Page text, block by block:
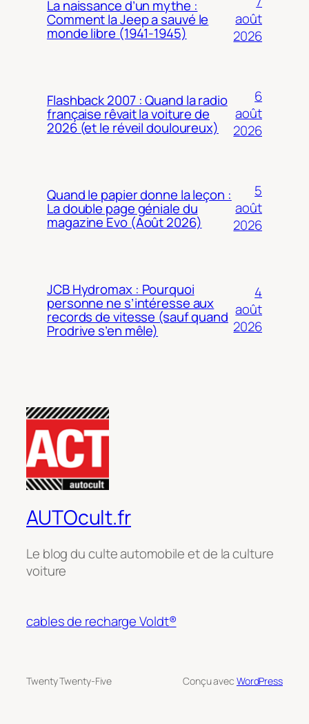
La naissance d’un mythe :
Comment la Jeep a sauvé le
monde libre (1941-1945)
août
2026
Flashback 2007 : Quand la radio
française rêvait la voiture de
2026 (et le réveil douloureux)
6
août
2026
Quand le papier donne la leçon :
La double page géniale du
magazine Evo (Août 2026)
5
août
2026
JCB Hydromax : Pourquoi
personne ne s’intéresse aux
records de vitesse (sauf quand
Prodrive s’en mêle)
4
août
2026
AUTOcult.fr
Le blog du culte automobile et de la culture
voiture
cables de recharge Voldt®
Twenty Twenty-Five Conçu avec WordPress